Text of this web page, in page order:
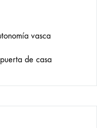
vasca
de casa